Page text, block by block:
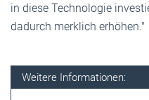
in diese Technologie
dadurch merklich erhöhen."
Weitere Informationen: